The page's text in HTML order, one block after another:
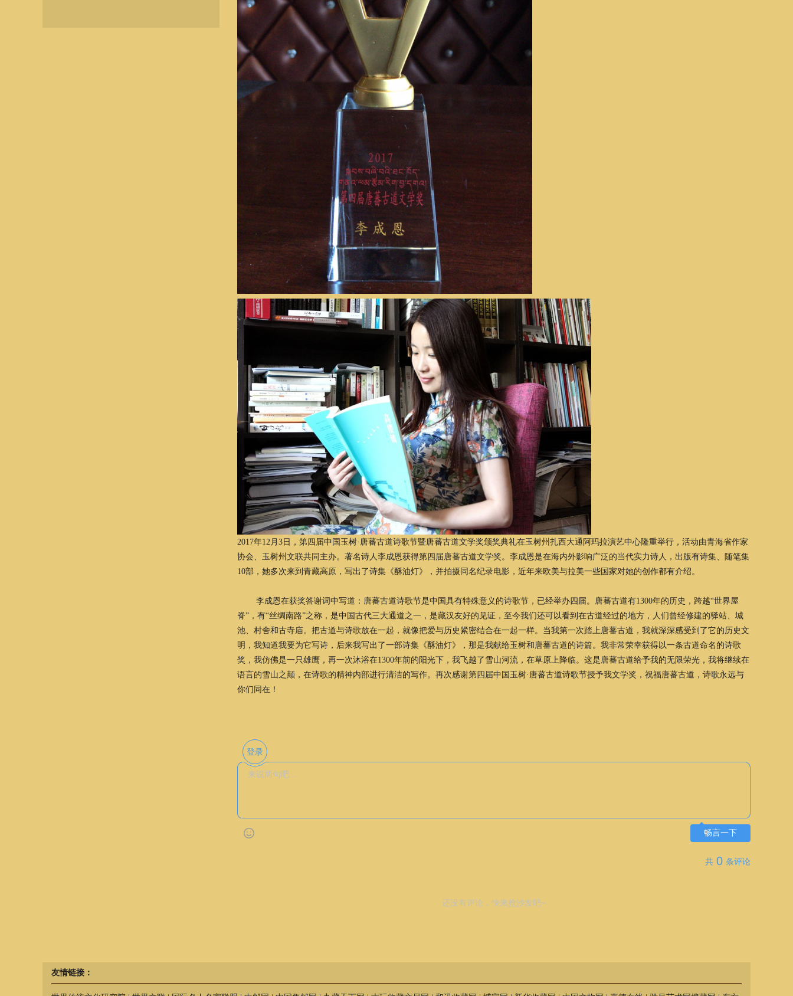
2017年12月3日，第四届中国玉树·唐蕃古道诗歌节暨唐蕃古道文学奖颁奖典礼在玉树州扎西大通阿玛拉演艺中心隆重举行，活动由青海省作家
协会、玉树州文联共同主办。著名诗人李成恩获得第四届唐蕃古道文学奖。李成恩是在海内外影响广泛的当代实力诗人，出版有诗集、随笔集
10部，她多次来到青藏高原，写出了诗集《酥油灯》，并拍摄同名纪录电影，近年来欧美与拉美一些国家对她的创作都有介绍。
李成恩在获奖答谢词中写道：唐蕃古道诗歌节是中国具有特殊意义的诗歌节，已经举办四届。唐蕃古道有1300年的历史，跨越“世界屋
脊”，有“丝绸南路”之称，是中国古代三大通道之一，是藏汉友好的见证，至今我们还可以看到在古道经过的地方，人们曾经修建的驿站、城
池、村舍和古寺庙。把古道与诗歌放在一起，就像把爱与历史紧密结合在一起一样。当我第一次踏上唐蕃古道，我就深深感受到了它的历史文
明，我知道我要为它写诗，后来我写出了一部诗集《酥油灯》，那是我献给玉树和唐蕃古道的诗篇。我非常荣幸获得以一条古道命名的诗歌
奖，我仿佛是一只雄鹰，再一次沐浴在1300年前的阳光下，我飞越了雪山河流，在草原上降临。这是唐蕃古道给予我的无限荣光，我将继续在
语言的雪山之颠，在诗歌的精神内部进行清洁的写作。再次感谢第四届中国玉树·唐蕃古道诗歌节授予我文学奖，祝福唐蕃古道，诗歌永远与
你们同在！
登录
畅言一下
共 0 条评论
还没有评论，快来抢沙发吧~
友情链接：